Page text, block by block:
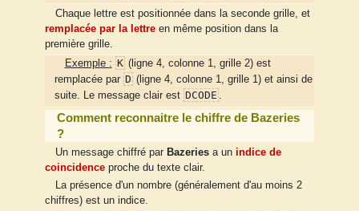
Chaque lettre est positionnée dans la seconde grille, et
remplacée par la lettre en même position dans la
première grille.
Exemple : K(ligne 4, colonne 1, grille 2) est
remplacée par D (ligne 4, colonne 1, grille 1) et ainsi de
suite. Le message clair est DCODE .
Comment reconnaitre le chiffre de Bazeries
?
Un message chiffré par Bazeriesa un indice de
coincidence proche du texte clair.
La présence d'un nombre (généralement d'au moins 2
chiffres) est un indice.